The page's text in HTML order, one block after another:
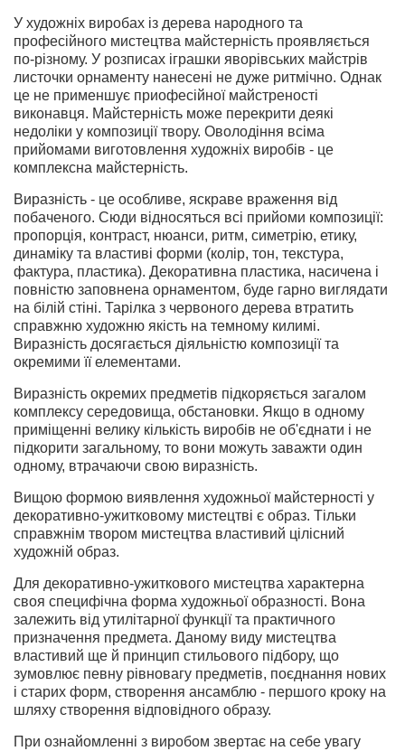
У художніх виробах із дерева народного та
професійного мистецтва майстерність проявляється
по-різному. У розписах іграшки яворівських майстрів
листочки орнаменту нанесені не дуже ритмічно. Однак
це не применшує приофесійної майстреності
виконавця. Майстерність може перекрити деякі
недоліки у композиції твору. Оволодіння всіма
прийомами виготовлення художніх виробів - це
комплексна майстерність.
Виразність - це особливе, яскраве враження від
побаченого. Сюди відносяться всі прийоми композиції:
пропорція, контраст, нюанси, ритм, симетрію, етику,
динаміку та властиві форми (колір, тон, текстура,
фактура, пластика). Декоративна пластика, насичена і
повністю заповнена орнаментом, буде гарно виглядати
на білій стіні. Тарілка з червоного дерева втратить
справжню художню якість на темному килимі.
Виразність досягається діяльністю композиції та
окремими її елементами.
Виразність окремих предметів підкоряється загалом
комплексу середовища, обстановки. Якщо в одному
приміщенні велику кількість виробів не об'єднати і не
підкорити загальному, то вони можуть заважти один
одному, втрачаючи свою виразність.
Вищою формою виявлення художньої майстерності у
декоративно-ужитковому мистецтві є образ. Тільки
справжнім твором мистецтва властивий цілісний
художній образ.
Для декоративно-ужиткового мистецтва характерна
своя специфічна форма художньої образності. Вона
залежить від утилітарної функції та практичного
призначення предмета. Даному виду мистецтва
властивий ще й принцип стильового підбору, що
зумовлює певну рівновагу предметів, поєднання нових
і старих форм, створення ансамблю - першого кроку на
шляху створення відповідного образу.
При ознайомленні з виробом звертає на себе увагу